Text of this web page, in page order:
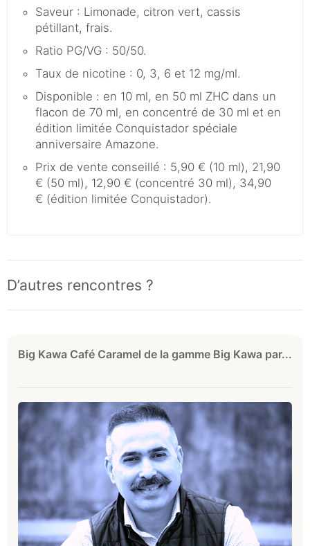
Saveur : Limonade, citron vert, cassis
pétillant, frais.
Ratio PG/VG : 50/50.
Taux de nicotine : 0, 3, 6 et 12 mg/ml.
Disponible : en 10 ml, en 50 ml ZHC dans un
flacon de 70 ml, en concentré de 30 ml et en
édition limitée Conquistador spéciale
anniversaire Amazone.
Prix de vente conseillé : 5,90 € (10 ml), 21,90
€ (50 ml), 12,90 € (concentré 30 ml), 34,90
€ (édition limitée Conquistador).
D’autres rencontres ?
Big Kawa Café Caramel de la gamme Big Kawa par...